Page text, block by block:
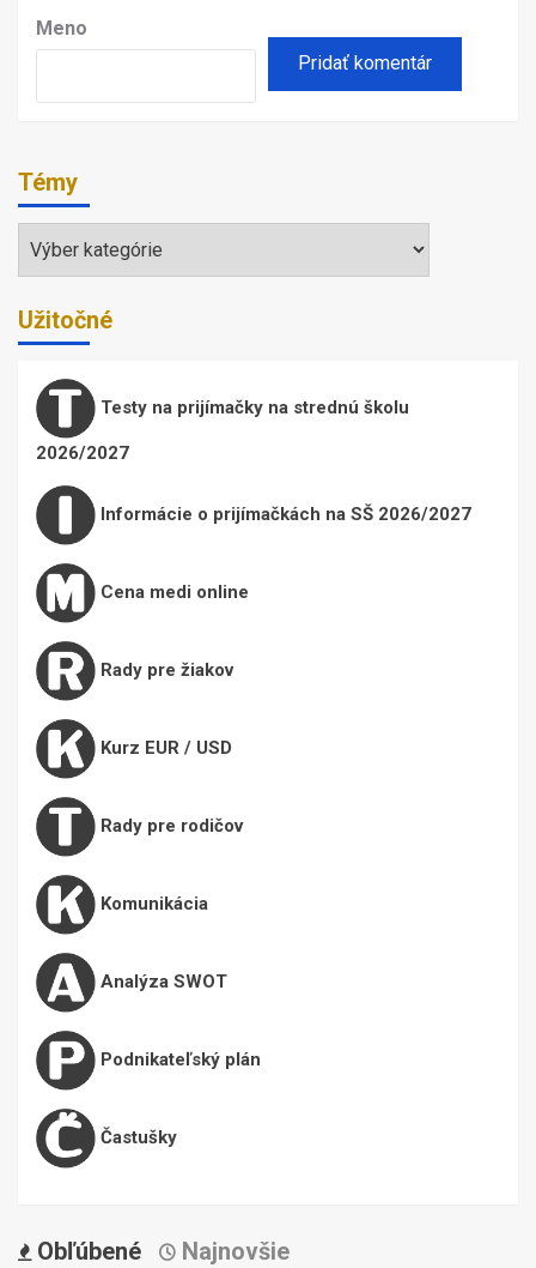
Meno
Témy
Užitočné
Testy na prijímačky na strednú školu
2026/2027
Informácie o prijímačkách na SŠ 2026/2027
Cena medi online
Rady pre žiakov
Kurz EUR / USD
Rady pre rodičov
Komunikácia
Analýza SWOT
Podnikateľský plán
Častušky
Obľúbené Najnovšie